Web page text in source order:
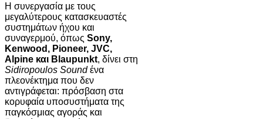
Η συνεργασία με τους
μεγαλύτερους κατασκευαστές
συστημάτων ήχου και
συναγερμού, όπως Sony,
Kenwood, Pioneer, JVC,
Alpine και Blaupunkt, δίνει στη
Sidiropoulos Soundένα
πλεονέκτημα που δεν
αντιγράφεται: πρόσβαση στα
κορυφαία υποσυστήματα της
παγκόσμιας αγοράς και